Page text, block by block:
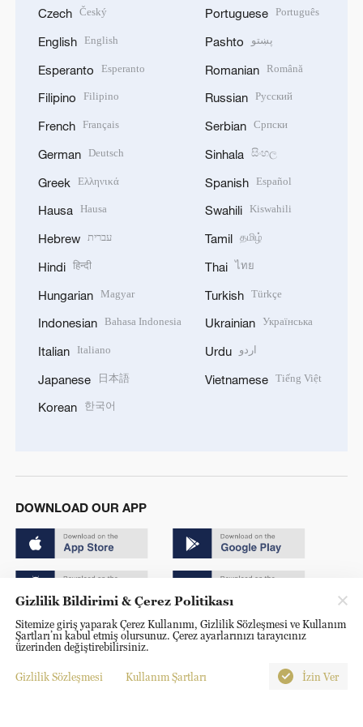
Czech Český
English English
Esperanto Esperanto
Filipino Filipino
French Français
German Deutsch
Greek Ελληνικά
Hausa Hausa
Hebrew עברית
Hindi हिन्दी
Hungarian Magyar
Indonesian Bahasa Indonesia
Italian Italiano
Japanese 日本語
Korean 한국어
Portuguese Português
Pashto پښتو
Romanian Română
Russian Русский
Serbian Српски
Sinhala සිංහල
Spanish Español
Swahili Kiswahili
Tamil தமிழ்
Thai ไทย
Turkish Türkçe
Ukrainian Українська
Urdu اردو
Vietnamese Tiếng Việt
DOWNLOAD OUR APP
Copyright © 2024 CGTN.
京ICP备20000184号
京公网安备 11010502050052号
Gizlilik Bildirimi & Çerez Politikası
Sitemize giriş yaparak Çerez Kullanımı, Gizlilik Sözleşmesi ve Kullanım
Şartları’nı kabul etmiş olursunuz. Çerez ayarlarınızı tarayıcınız
üzerinden değiştirebilirsiniz.
Gizlilik Sözleşmesi Kullanım Şartları İzin Ver